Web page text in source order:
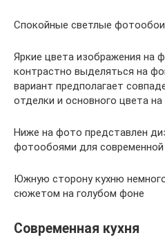
Спокойные светлые
Яркие цвета изображения на
контрастно выделяться на
вариант предполагает
отделки и основного цвета
Ниже на фото представлен
фотообоями для современной
Южную сторону кухню
сюжетом на голубом фоне
Современная кухня